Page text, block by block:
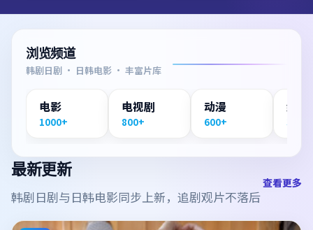
浏览频道
韩剧日剧 · 日韩电影 · 丰富片库
电影
1000+
电视剧
800+
动漫
600+
纪录
300+
最新更新
韩剧日剧与日韩电影同步上新，追剧观片不落后
查看更多